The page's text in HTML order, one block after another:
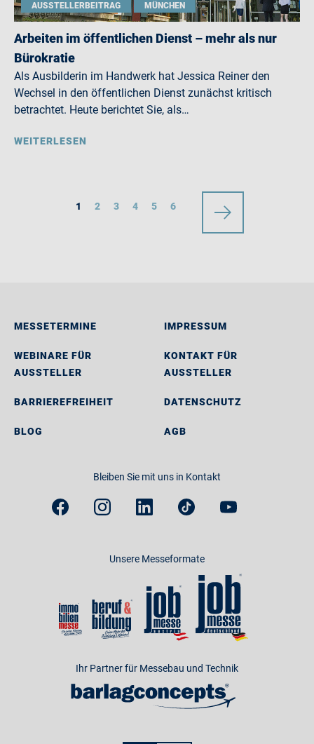
AUSSTELLERBEITRAG MÜNCHEN
Arbeiten im öffentlichen Dienst – mehr als nur
Bürokratie
Als Ausbilderin im Handwerk hat Jessica Reiner den
Wechsel in den öffentlichen Dienst zunächst kritisch
betrachtet. Heute berichtet Sie, als…
WEITERLESEN
1 2 3 4 5 6
MESSETERMINE
WEBINARE FÜR
AUSSTELLER
BARRIEREFREIHEIT
BLOG
IMPRESSUM
KONTAKT FÜR
AUSSTELLER
DATENSCHUTZ
AGB
Bleiben Sie mit uns in Kontakt
Unsere Messeformate
Ihr Partner für Messebau und Technik